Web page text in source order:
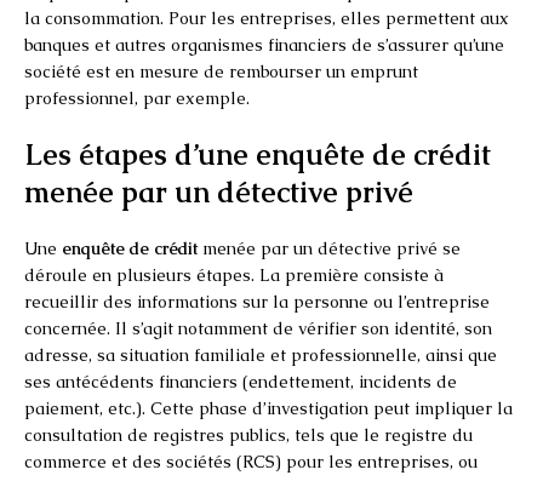
la consommation. Pour les entreprises, elles permettent aux
banques et autres organismes financiers de s’assurer qu’une
société est en mesure de rembourser un emprunt
professionnel, par exemple.
Les étapes d’une enquête de crédit
menée par un détective privé
Une enquête de créditmenée par un détective privé se
déroule en plusieurs étapes. La première consiste à
recueillir des informations sur la personne ou l’entreprise
concernée. Il s’agit notamment de vérifier son identité, son
adresse, sa situation familiale et professionnelle, ainsi que
ses antécédents financiers (endettement, incidents de
paiement, etc.). Cette phase d’investigation peut impliquer la
consultation de registres publics, tels que le registre du
commerce et des sociétés (RCS) pour les entreprises, ou